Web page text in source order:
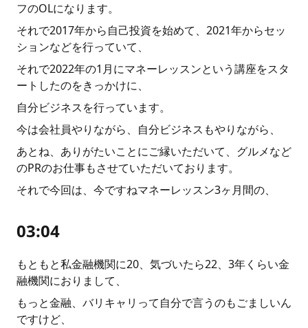
フのOLになります。
それで2017年から自己投資を始めて、2021年からセッ
ションなどを行っていて、
それで2022年の1月にマネーレッスンという講座をスタ
ートしたのをきっかけに、
自分ビジネスを行っています。
今は会社員やりながら、自分ビジネスもやりながら、
あとね、ありがたいことにご縁いただいて、グルメなど
のPRのお仕事もさせていただいております。
それで今回は、今ですねマネーレッスン3ヶ月間の、
03:04
もともと私金融機関に20、気づいたら22、3年くらい金
融機関におりまして、
もっと金融、バリキャリって自分で言うのもごましいん
ですけど、